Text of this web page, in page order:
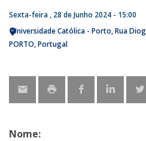
Sexta-feira , 28 de Junho 2024 - 15:00
Universidade Católica - Porto Rua
PORTO Portugal
Nome: